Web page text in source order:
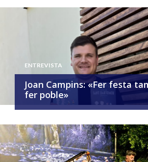
ENTREVISTA
Joan Campins: «Fer festa
fer poble»